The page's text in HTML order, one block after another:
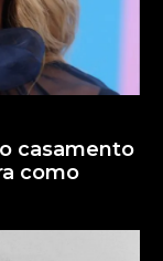
casamento
como